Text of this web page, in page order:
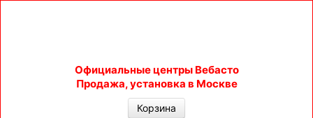
Официальные центры Вебасто
Продажа, установка в Москве
Корзина